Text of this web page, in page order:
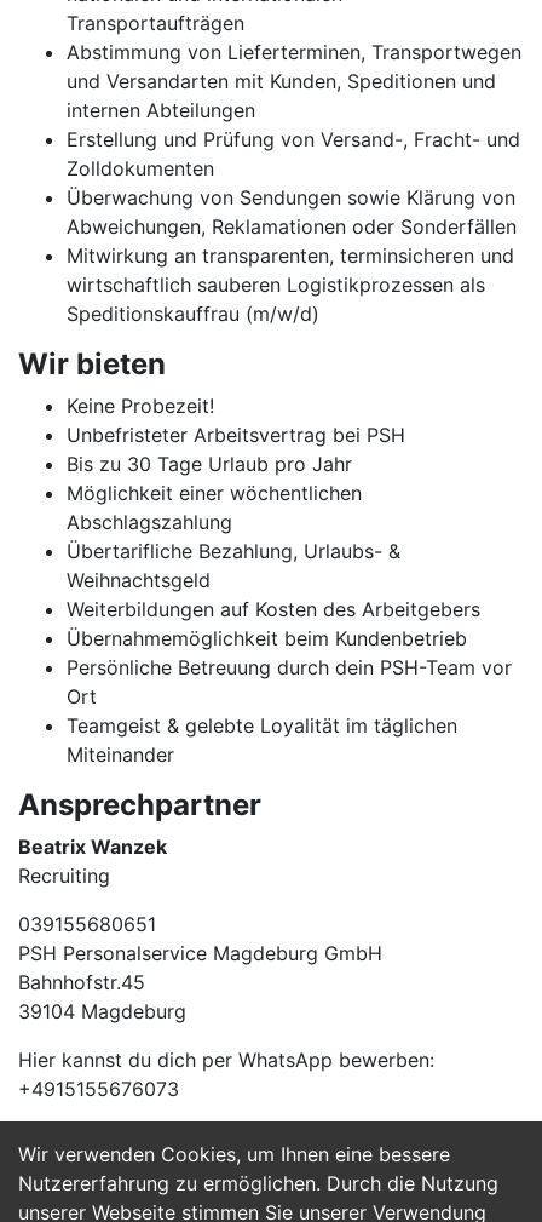
Wir verwenden Cookies, um Ihnen eine bessere
Nutzererfahrung zu ermöglichen. Durch die Nutzung
unserer Webseite stimmen Sie unserer Verwendung
Transportaufträgen
Abstimmung von Lieferterminen, Transportwegen
und Versandarten mit Kunden, Speditionen und
internen Abteilungen
Erstellung und Prüfung von Versand-, Fracht- und
Zolldokumenten
Überwachung von Sendungen sowie Klärung von
Abweichungen, Reklamationen oder Sonderfällen
Mitwirkung an transparenten, terminsicheren und
wirtschaftlich sauberen Logistikprozessen als
Speditionskauffrau (m/w/d)
Wir bieten
Keine Probezeit!
Unbefristeter Arbeitsvertrag bei PSH
Bis zu 30 Tage Urlaub pro Jahr
Möglichkeit einer wöchentlichen
Abschlagszahlung
Übertarifliche Bezahlung, Urlaubs- &
Weihnachtsgeld
Weiterbildungen auf Kosten des Arbeitgebers
Übernahmemöglichkeit beim Kundenbetrieb
Persönliche Betreuung durch dein PSH-Team vor
Ort
Teamgeist & gelebte Loyalität im täglichen
Miteinander
Ansprechpartner
Beatrix Wanzek
Recruiting
039155680651
PSH Personalservice Magdeburg GmbH
Bahnhofstr.45
39104 Magdeburg
Hier kannst du dich per WhatsApp bewerben:
+4915155676073
Jetzt Bewerben